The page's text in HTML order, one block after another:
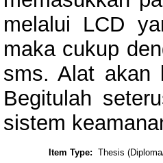
melalui LCD
maka cukup
sms. Alat akan
Begitulah
sistem
Item Type: Thesis